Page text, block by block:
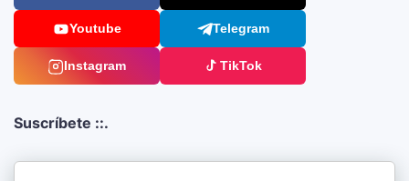
Youtube Telegram
Instagram TikTok
Suscríbete ::.